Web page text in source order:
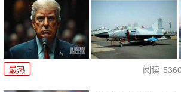
最热 阅读